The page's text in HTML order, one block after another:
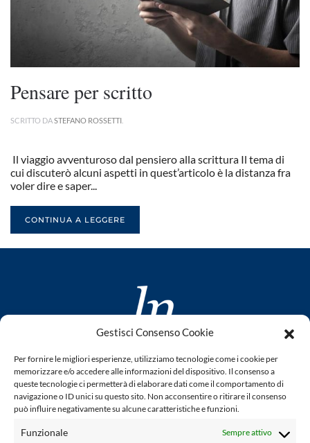
Gestisci Consenso Cookie
Per fornire le migliori esperienze, utilizziamo tecnologie come i cookie per
memorizzare e/o accedere alle informazioni del dispositivo. Il consenso a
queste tecnologie ci permetterà di elaborare dati come il comportamento di
navigazione o ID unici su questo sito. Non acconsentire o ritirare il consenso
può influire negativamente su alcune caratteristiche e funzioni.
Funzionale Sempre attivo
Pensare per scritto
SCRITTO DASTEFANO ROSSETTI
Il viaggio avventuroso dal pensiero alla scrittura Il tema di
cui discuterò alcuni aspetti in quest’articolo è la distanza fra
voler dire e saper...
CONTINUA A LEGGERE
www.laletteraturaenoi.it
fondato da Romano Luperini
Questo blog non rappresenta una testata giornalistica in
quanto viene aggiornato senza alcuna periodicità. Non può
legge n° 62 del 7.03.2001. L'autore non è responsabile per